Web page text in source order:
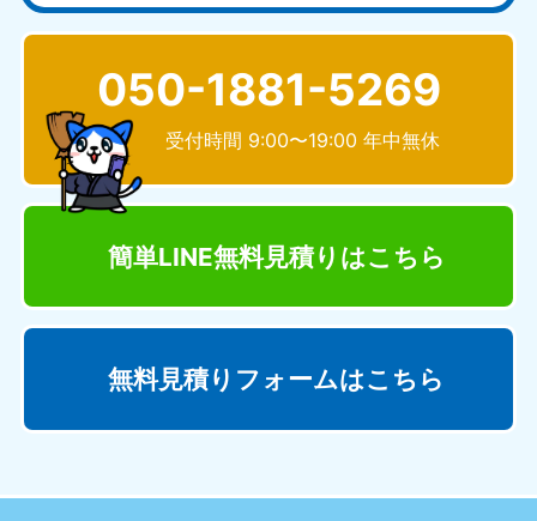
050-1881-5269
受付時間 9:00〜19:00 年中無休
簡単LINE無料見積り はこちら
無料見積りフォームはこちら